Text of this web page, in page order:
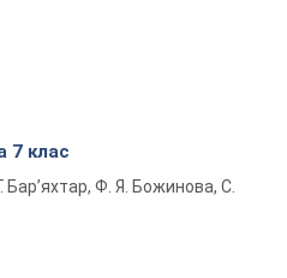
7 клас
Бар’яхтар, Ф. Я. Божинова, С.